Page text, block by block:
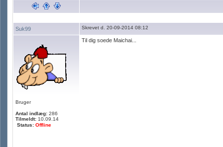
Suk99 Skrevet d. 20-09-2014 08:12
Bruger
Antal indlæg: 286
Tilmeldt: 10.09.14
Status: Offline
Til dig soede Maichai...